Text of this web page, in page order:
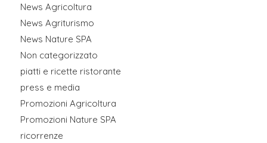
News Agricoltura
News Agriturismo
News Nature SPA
Non categorizzato
piatti e ricette ristorante
press e media
Promozioni Agricoltura
Promozioni Nature SPA
ricorrenze